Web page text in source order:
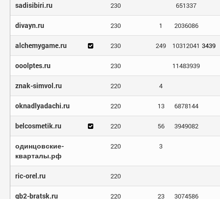
sadisibiri.ru 230 651337
divayn.ru 230 1 2036086
alchemygame.ru 230 249 10312041 3439
ooolptes.ru 230 11483939
znak-simvol.ru 220 4
oknadlyadachi.ru 220 13 6878144
belcosmetik.ru 220 56 3949082
одинцовские-
кварталы.рф
220 3
ric-orel.ru 220
gb2-bratsk.ru 220 23 3074586